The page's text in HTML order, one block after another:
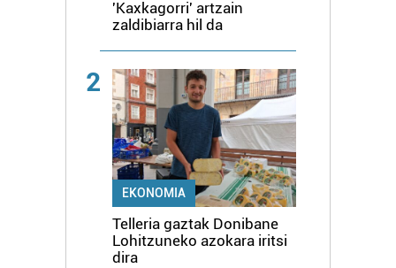
'Kaxkagorri' artzain
zaldibiarra hil da
2
EKONOMIA
Telleria gaztak Donibane
Lohitzuneko azokara iritsi
dira